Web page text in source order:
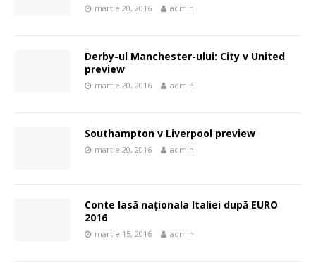
martie 20, 2016 admin
Derby-ul Manchester-ului: City v United
preview
martie 20, 2016 admin
Southampton v Liverpool preview
martie 20, 2016 admin
Conte lasă naționala Italiei după EURO
2016
martie 15, 2016 admin